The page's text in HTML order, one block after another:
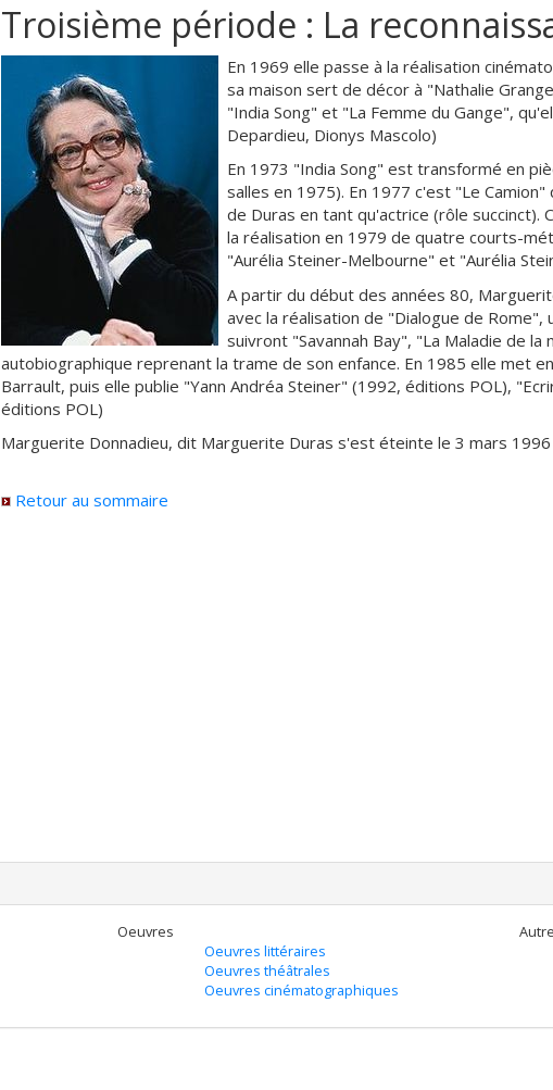
Troisième période : La
En 1969 elle passe à la réalisation
sa maison sert de décor à "Nathalie
"India Song" et "La Femme du Gange",
Depardieu, Dionys Mascolo)
En 1973 "India Song" est transformé en
salles en 1975). En 1977 c'est "Le Camion"
de Duras en tant qu'actrice (rôle succinct).
la réalisation en 1979 de quatre courts-
"Aurélia Steiner-Melbourne" et "Aurélia
A partir du début des années 80,
avec la réalisation de "Dialogue de Rome",
suivront "Savannah Bay", "La Maladie de
autobiographique reprenant la trame de son enfance. En 1985 elle met
Barrault, puis elle publie "Yann Andréa Steiner" (1992, éditions POL),
éditions POL)
Marguerite Donnadieu, dit Marguerite Duras s'est éteinte le 3 mars
Retour au sommaire
Oeuvres
Oeuvres littéraires
Oeuvres théâtrales
Oeuvres cinématographiques